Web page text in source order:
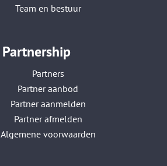
Team en bestuur
Partnership
Partners
Partner aanbod
Partner aanmelden
Partner afmelden
Algemene voorwaarden